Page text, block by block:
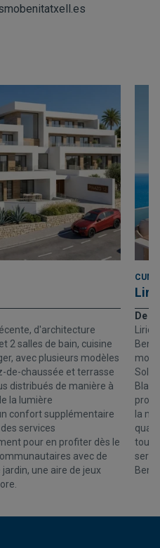
d'architecture
2 salles de bain, cuisine
avec plusieurs modèles
de-chaussée et terrasse
distribués de manière à
la lumière
confort supplémentaire
services
pour en profiter dès le
avec de
une aire de jeux
De 1
Sol,
la
tout